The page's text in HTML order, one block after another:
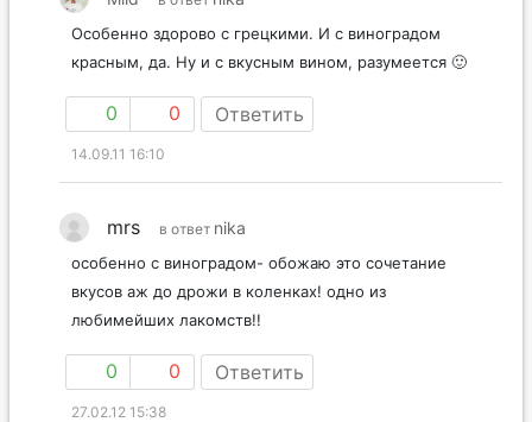
Mild
Особенно здорово с грецкими. И с виноградом
0 0 Ответить
14.09.11 16:10
особенно с виноградом- обожаю это сочетание
вкусов аж до дрожи в коленках! одно из
0 0 Ответить